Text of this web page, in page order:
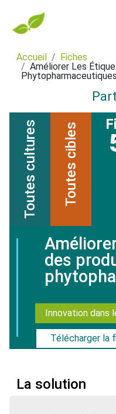
Accueil
Fiches
Améliorer Les
Phytopharmaceutiques
Toutes cultures Toutes cibles
des
Innovation dans
Télécharger la
La solution